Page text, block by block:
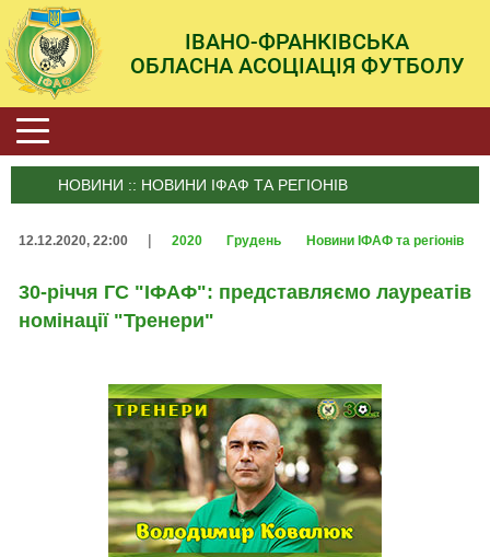
ІВАНО-ФРАНКІВСЬКА
ОБЛАСНА АСОЦІАЦІЯ ФУТБОЛУ
НОВИНИ :: НОВИНИ ІФАФ ТА РЕГІОНІВ
12.12.2020, 22:00 | 2020 Грудень Новини ІФАФ та регіонів
30-річчя ГС "ІФАФ": представляємо лауреатів
номінації "Тренери"